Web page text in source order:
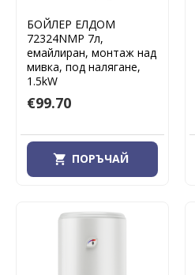
БОЙЛЕР ЕЛДОМ
72324NMP 7л,
емайлиран, монтаж над
мивка, под налягане,
1.5kW
€99.70
ПОРЪЧАЙ